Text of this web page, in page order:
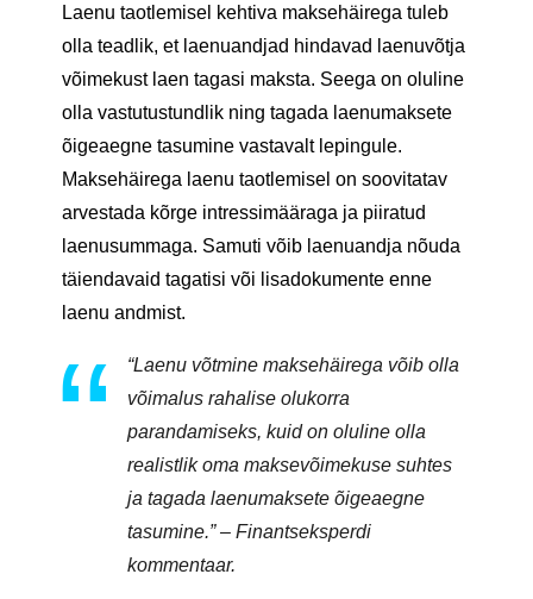
Laenu taotlemisel kehtiva maksehäirega tuleb
olla teadlik, et laenuandjad hindavad laenuvõtja
võimekust laen tagasi maksta. Seega on oluline
olla vastutustundlik ning tagada laenumaksete
õigeaegne tasumine vastavalt lepingule.
Maksehäirega laenu taotlemisel on soovitatav
arvestada kõrge intressimääraga ja piiratud
laenusummaga. Samuti võib laenuandja nõuda
täiendavaid tagatisi või lisadokumente enne
laenu andmist.
“Laenu võtmine maksehäirega võib olla
võimalus rahalise olukorra
parandamiseks, kuid on oluline olla
realistlik oma maksevõimekuse suhtes
ja tagada laenumaksete õigeaegne
tasumine.” – Finantseksperdi
kommentaar.